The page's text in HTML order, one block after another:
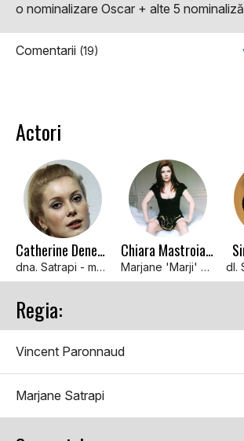
o nominalizare Oscar + alte 5
Comentarii (19)
Actori
Catherine Deneuve
dna. Satrapi - mama lui Marjane
Chiara Mastroianni
Marjane 'Marji' Satrapi
Regia:
Vincent Paronnaud
Marjane Satrapi